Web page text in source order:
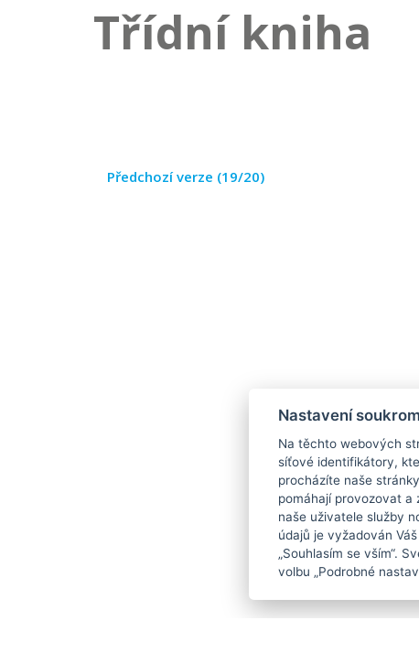
Třídní kniha
Předchozí verze (19/20)
Nastavení
Na těchto webových
síťové identifikátory,
procházíte naše
pomáhají provozovat a
naše uživatele služby
údajů je vyžadován
„Souhlasím se vším“.
volbu „Podrobné